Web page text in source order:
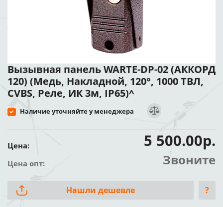
Вызывная панель WARTE-DP-02 (АККОРД
120) (Медь, Накладной, 120°, 1000 ТВЛ,
CVBS, Реле, ИК 3м, IP65)^
Наличие уточняйте у менеджера
Цена: 5 500.00р.
Цена опт: Звоните
Нашли дешевле ?